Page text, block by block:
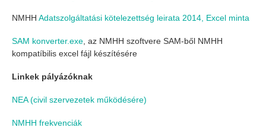
NMHH Adatszolgáltatási kötelezettség leirata 2014, Excel minta
SAM konverter.exe , az NMHH szoftvere SAM-ből NMHH
kompatíbilis excel fájl készítésére
Linkek pályázóknak
NEA (civil szervezetek működésére)
NMHH frekvenciák